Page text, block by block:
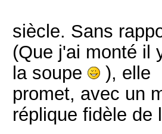
siècle. Sans
(Que j'ai monté il
la soupe
), elle
promet, avec un
réplique fidèle de